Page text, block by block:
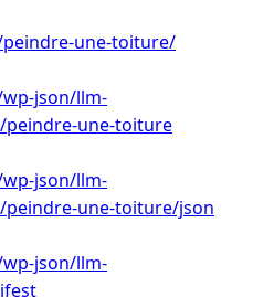
une-toiture/
json/llm-
une-toiture
json/llm-
une-toiture/json
json/llm-